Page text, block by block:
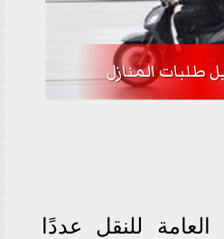
طلبات المنازل
للنقل عددًا